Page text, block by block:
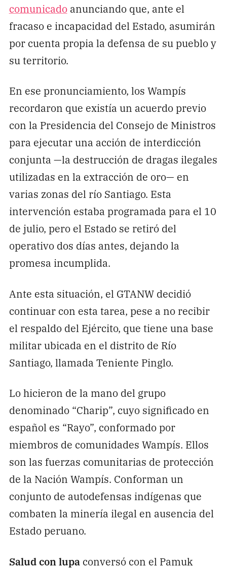
comunicadoanunciando que, ante el
fracaso e incapacidad del Estado, asumirán
por cuenta propia la defensa de su pueblo y
su territorio.
En ese pronunciamiento, los Wampís
recordaron que existía un acuerdo previo
con la Presidencia del Consejo de Ministros
para ejecutar una acción de interdicción
conjunta —la destrucción de dragas ilegales
utilizadas en la extracción de oro— en
varias zonas del río Santiago. Esta
intervención estaba programada para el 10
de julio, pero el Estado se retiró del
operativo dos días antes, dejando la
promesa incumplida.
Ante esta situación, el GTANW decidió
continuar con esta tarea, pese a no recibir
el respaldo del Ejército, que tiene una base
militar ubicada en el distrito de Río
Santiago, llamada Teniente Pinglo.
Lo hicieron de la mano del grupo
denominado “Charip”, cuyo significado en
español es “Rayo”, conformado por
miembros de comunidades Wampís. Ellos
son las fuerzas comunitarias de protección
de la Nación Wampís. Conforman un
conjunto de autodefensas indígenas que
combaten la minería ilegal en ausencia del
Estado peruano.
Salud con lupaconversó con el Pamuk